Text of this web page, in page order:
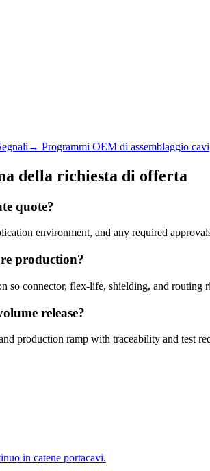
→ Programmi OEM di assemblaggio cavi
della richiesta di offerta
quote?
environment, and any required
production?
so connector, flex-life, shielding, and routing
release?
production ramp with traceability and test
in catene portacavi.